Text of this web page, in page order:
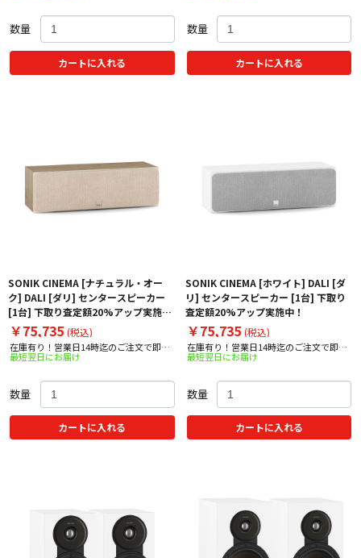
数量
カートに入れる
数量
カートに入れる
SONIK CINEMA [ナチュラル・オー
ク] DALI [ダリ] センタースピーカー
[1台] 下取り査定額20%アップ実施
中！
￥75,735 (税込)
在庫有り！営業日14時迄のご注文で即日
出荷！
最短翌日にお届け
数量
カートに入れる
SONIK CINEMA [ホワイト] DALI [ダ
リ] センタースピーカー [1台] 下取り
査定額20%アップ実施中！
￥75,735 (税込)
在庫有り！営業日14時迄のご注文で即日
出荷！
最短翌日にお届け
数量
カートに入れる